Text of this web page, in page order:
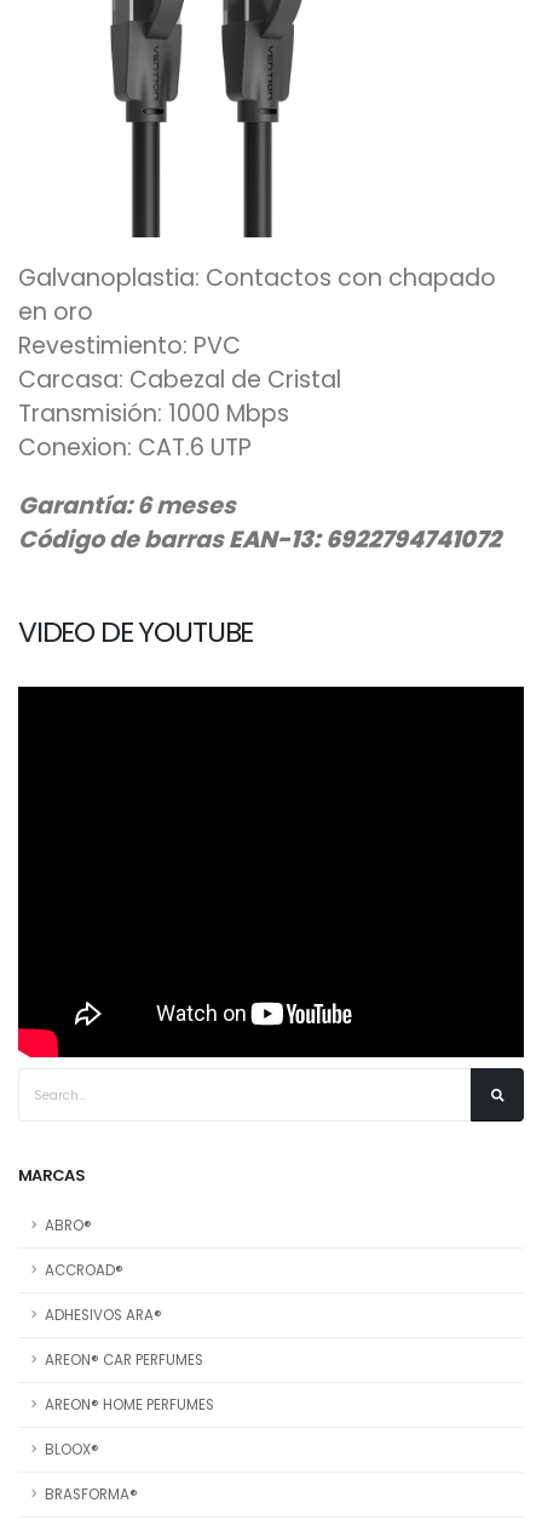
MARCAS
ABRO®
ACCROAD®
ADHESIVOS ARA®
AREON® CAR PERFUMES
AREON® HOME PERFUMES
BLOOX®
BRASFORMA®
Galvanoplastia: Contactos con chapado
en oro
Revestimiento: PVC
Carcasa: Cabezal de Cristal
Transmisión: 1000 Mbps
Conexion: CAT.6 UTP
Garantía: 6 meses
Código de barrasEAN-13: 6922794741072
VIDEO DE YOUTUBE